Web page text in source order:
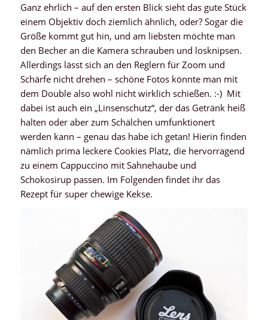
Ganz ehrlich – auf den ersten Blick sieht das gute Stück
einem Objektiv doch ziemlich ähnlich, oder? Sogar die
Größe kommt gut hin, und am liebsten möchte man
den Becher an die Kamera schrauben und losknipsen.
Allerdings lässt sich an den Reglern für Zoom und
Schärfe nicht drehen – schöne Fotos könnte man mit
dem Double also wohl nicht wirklich schießen. :-) Mit
dabei ist auch ein „Linsenschutz“, der das Getränk heiß
halten oder aber zum Schälchen umfunktionert
werden kann – genau das habe ich getan! Hierin finden
nämlich prima leckere Cookies Platz, die hervorragend
zu einem Cappuccino mit Sahnehaube und
Schokosirup passen. Im Folgenden findet ihr das
Rezept für super chewige Kekse.